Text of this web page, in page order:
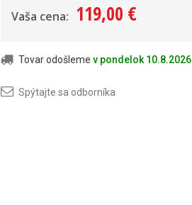
Vaša cena: 119,00 €
Tovar odošleme v pondelok 10.8.2026
Spýtajte sa odborníka